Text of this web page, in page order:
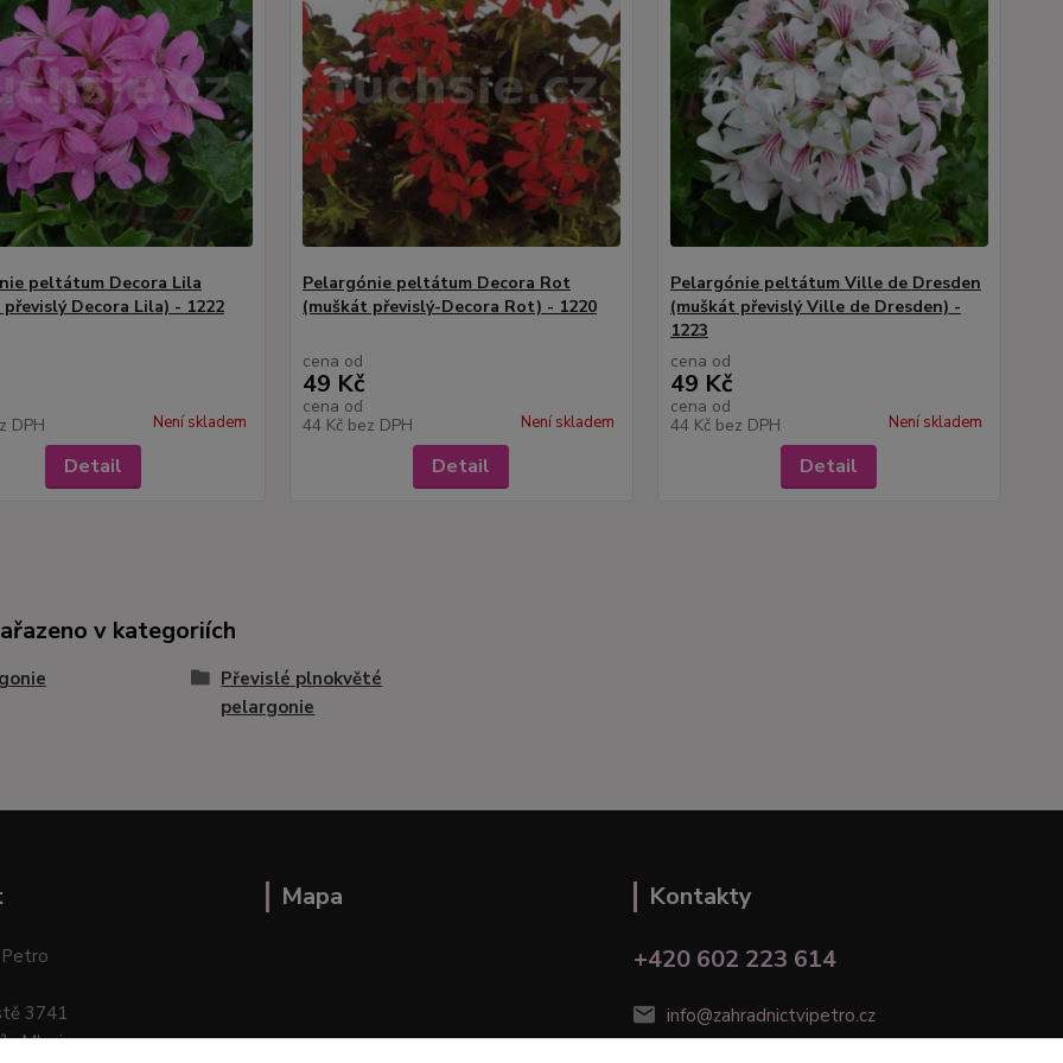
peltátum Decora Lila
Decora Lila) - 1222
DPH Není skladem
Detail
Pelargónie peltátum Decora Rot
(muškát převislý-Decora Rot) - 1220
cena od
49 Kč
cena od
44 Kč bez DPH Není skladem
Detail
Pelargónie peltátum Ville de Dresden
(muškát převislý Ville de Dresden) -
1223
cena od
49 Kč
cena od
44 Kč bez DPH Není skladem
Detail
v kategoriích
Převislé plnokvěté
pelargonie
3741
Mapa
Kontakty
+420 602 223 614
info@zahradnictvipetro.cz